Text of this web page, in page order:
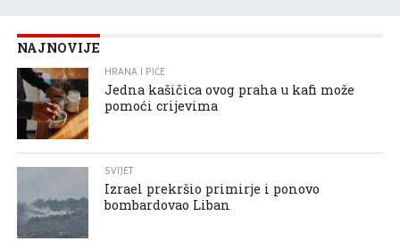
NAJNOVIJE
HRANA I PIĆE
Jedna kašičica ovog praha u kafi može
pomoći crijevima
SVIJET
Izrael prekršio primirje i ponovo
bombardovao Liban